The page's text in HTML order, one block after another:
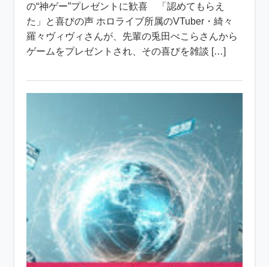
の“神ゲー”プレゼントに歓喜 「認めてもらえ
た」と喜びの声 ホロライブ所属のVTuber・綺々
羅々ヴィヴィさんが、先輩の兎田ぺこらさんから
ゲームをプレゼントされ、その喜びを雑談 […]